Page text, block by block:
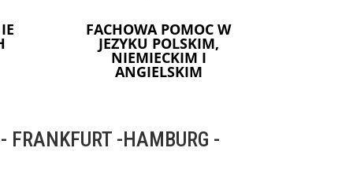
FACHOWA POMOC W
JEZYKU POLSKIM,
NIEMIECKIM I
ANGIELSKIM
FRANKFURT -HAMBURG -